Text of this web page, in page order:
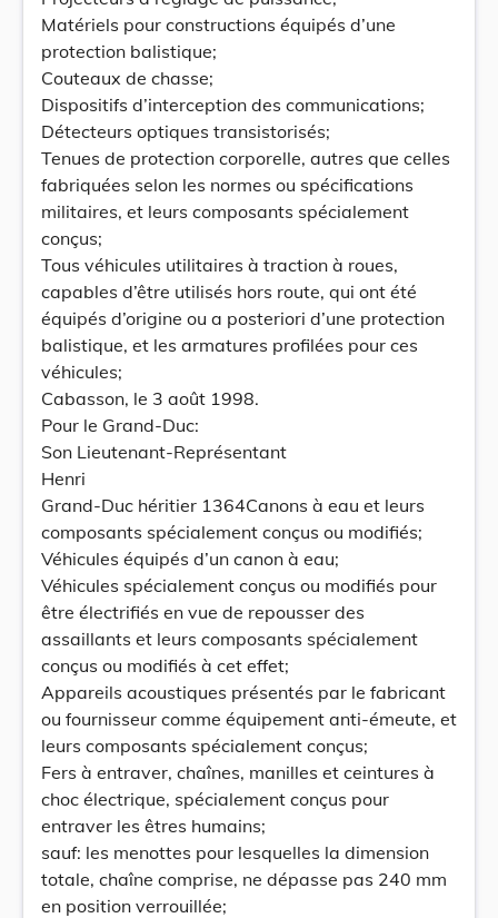
Matériels pour constructions équipés d’une
protection balistique;
Couteaux de chasse;
Dispositifs d’interception des communications;
Détecteurs optiques transistorisés;
Tenues de protection corporelle, autres que celles
fabriquées selon les normes ou spécifications
militaires, et leurs composants spécialement
conçus;
Tous véhicules utilitaires à traction à roues,
capables d’être utilisés hors route, qui ont été
équipés d’origine ou a posteriori d’une protection
balistique, et les armatures profilées pour ces
véhicules;
Cabasson, le 3 août 1998.
Pour le Grand-Duc:
Son Lieutenant-Représentant
Henri
Grand-Duc héritier 1364Canons à eau et leurs
composants spécialement conçus ou modifiés;
Véhicules équipés d’un canon à eau;
Véhicules spécialement conçus ou modifiés pour
être électrifiés en vue de repousser des
assaillants et leurs composants spécialement
conçus ou modifiés à cet effet;
Appareils acoustiques présentés par le fabricant
ou fournisseur comme équipement anti-émeute, et
leurs composants spécialement conçus;
Fers à entraver, chaînes, manilles et ceintures à
choc électrique, spécialement conçus pour
entraver les êtres humains;
sauf: les menottes pour lesquelles la dimension
totale, chaîne comprise, ne dépasse pas 240 mm
en position verrouillée;